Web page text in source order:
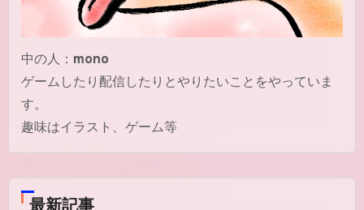
中の人： mono
ゲームしたり配信したりとやりたいことをやっていま
す。
趣味はイラスト、ゲーム等